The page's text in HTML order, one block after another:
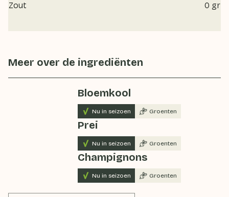
Zout
0 gr
Meer over de ingrediënten
Bloemkool
Nu in seizoen Groenten
Prei
Nu in seizoen Groenten
Champignons
Nu in seizoen Groenten